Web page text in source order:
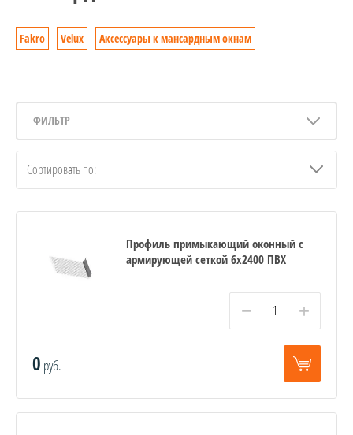
Fakro Velux Аксессуары к мансардным окнам
ФИЛЬТР
Сортировать по:
Профиль примыкающий оконный с
армирующей сеткой 6х2400 ПВХ
− +
0 руб.